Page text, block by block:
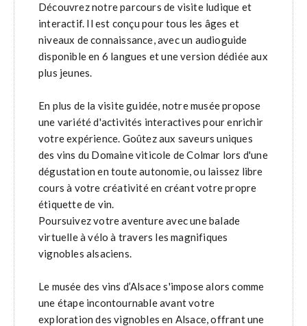
Découvrez notre parcours de visite ludique et
interactif. Il est conçu pour tous les âges et
niveaux de connaissance, avec un audioguide
disponible en 6 langues et une version dédiée aux
plus jeunes.
En plus de la visite guidée, notre musée propose
une variété d'activités interactives pour enrichir
votre expérience. Goûtez aux saveurs uniques
des vins du Domaine viticole de Colmar lors d'une
dégustation en toute autonomie, ou laissez libre
cours à votre créativité en créant votre propre
étiquette de vin.
Poursuivez votre aventure avec une balade
virtuelle à vélo à travers les magnifiques
vignobles alsaciens.
Le musée des vins d’Alsace s'impose alors comme
une étape incontournable avant votre
exploration des vignobles en Alsace, offrant une